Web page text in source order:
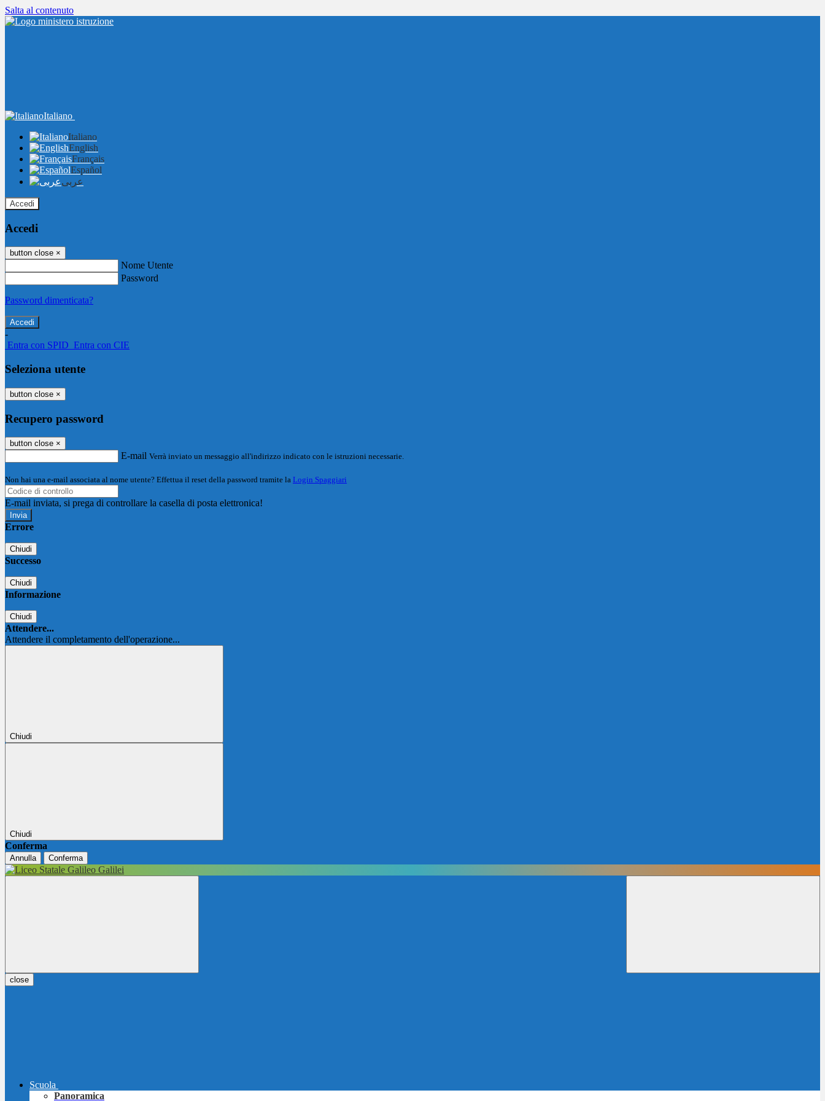
Salta al contenuto
Italiano
Italiano
English
Français
Español
عربى
Accedi
Accedi
button close ×
Nome Utente
Password
Password dimenticata?
-
Entra con SPID Entra con CIE
Seleziona utente
button close ×
Recupero password
button close ×
E-mail Verrà inviato un messaggio all'indirizzo indicato con le istruzioni necessarie.
Non hai una e-mail associata al nome utente? Effettua il reset della password tramite la Login Spaggiari
E-mail inviata, si prega di controllare la casella di posta elettronica!
Errore
Chiudi
Successo
Chiudi
Informazione
Chiudi
Attendere...
Attendere il completamento dell'operazione...
Chiudi
Chiudi
Conferma
Annulla Conferma
close
Scuola
Panoramica